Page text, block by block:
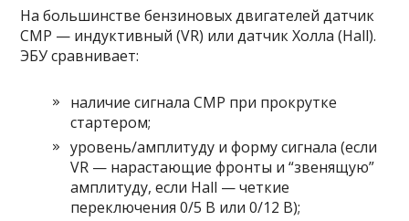
На большинстве бензиновых двигателей датчик
CMP — индуктивный (VR) или датчик Холла (Hall).
ЭБУ сравнивает:
наличие сигнала CMP при прокрутке
стартером;
уровень/амплитуду и форму сигнала (если
VR — нарастающие фронты и “звенящую”
амплитуду, если Hall — четкие
переключения 0/5 В или 0/12 В);